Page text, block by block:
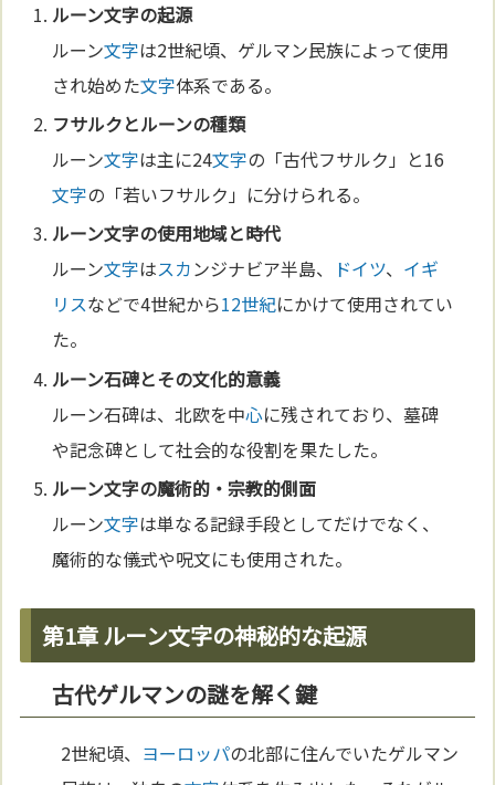
ルーン文字の起源
ルーン文字は2世紀頃、ゲルマン民族によって使用
され始めた文字体系である。
フサルクとルーンの種類
ルーン文字は主に24文字の「古代フサルク」と16
文字の「若いフサルク」に分けられる。
ルーン文字の使用地域と時代
ルーン文字はスカンジナビア半島、 ドイツ、 イギ
リスなどで4世紀から12世紀にかけて使用されてい
た。
ルーン石碑とその文化的意義
ルーン石碑は、北欧を中心に残されており、墓碑
や記念碑として社会的な役割を果たした。
ルーン文字の魔術的・宗教的側面
ルーン文字は単なる記録手段としてだけでなく、
魔術的な儀式や呪文にも使用された。
第1章 ルーン文字の神秘的な起源
古代ゲルマンの謎を解く鍵
2世紀頃、 ヨーロッパの北部に住んでいたゲルマン